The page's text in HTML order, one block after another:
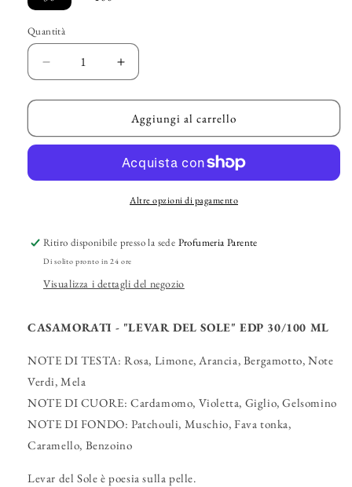
Quantità
Diminuisci
quantità
per
CASAMORATI
-
Sole&quot;
Aumenta
quantità
per
CASAMORATI
-
del
Sole&quot;
EDP
Aggiungi al carrello
Altre opzioni di pagamento
Ritiro disponibile presso la sede Profumeria Parente
Di solito pronto in 24 ore
Visualizza i dettagli del negozio
CASAMORATI - "LEVAR DEL SOLE" EDP 30/100 ML
NOTE DI TESTA: Rosa, Limone, Arancia, Bergamotto, Note
Verdi, Mela
NOTE DI CUORE: Cardamomo, Violetta, Giglio, Gelsomino
NOTE DI FONDO: Patchouli, Muschio, Fava tonka,
Caramello, Benzoino
Levar del Sole è poesia sulla pelle.